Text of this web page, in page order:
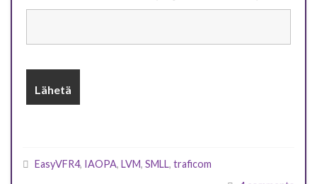
EasyVFR4, IAOPA, LVM, SMLL, traficom